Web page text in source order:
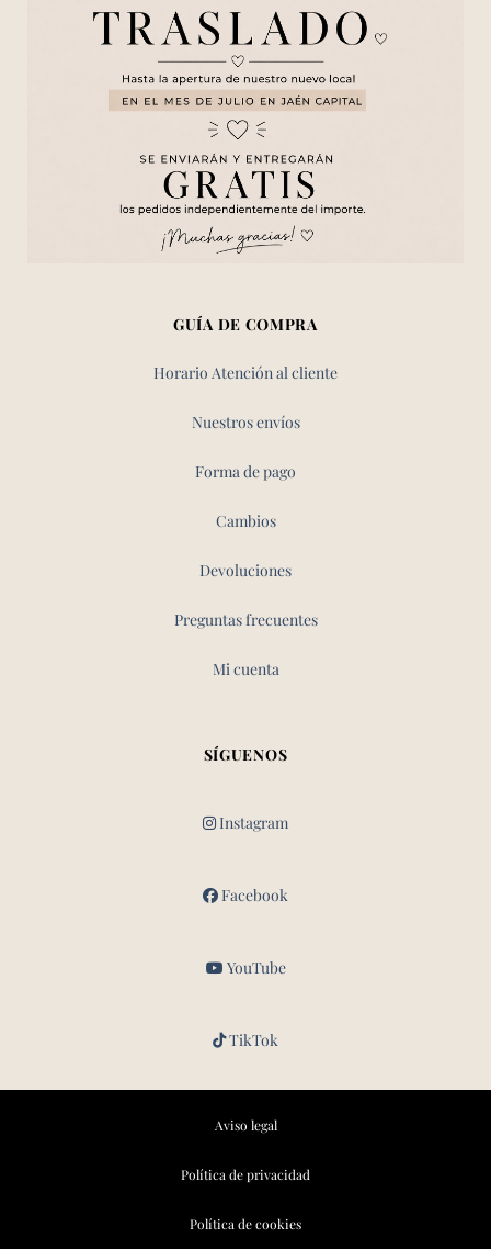
GUÍA DE COMPRA
Horario Atención al cliente
Nuestros envíos
Forma de pago
Cambios
Devoluciones
Preguntas frecuentes
Mi cuenta
SÍGUENOS
Instagram
Facebook
YouTube
TikTok
Aviso legal
Política de privacidad
Política de cookies